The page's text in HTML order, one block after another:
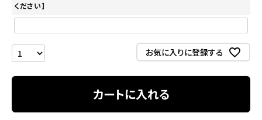
ください】
お気に入りに登録する
カートに入れる